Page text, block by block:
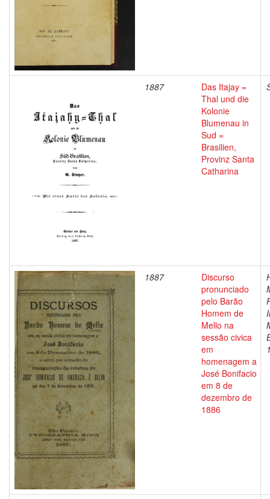
1887
Das Itajay =
Thal und die
Kolonie
Blumenau in
Sud =
Brasilien,
Provinz Santa
Catharina
1887
Discurso
pronunciado
pelo Barão
Homem de
Mello na
sessão civica
em
homenagem a
José Bonifacio
em 8 de
dezembro de
1886